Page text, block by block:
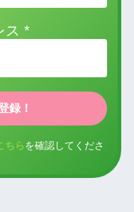
ス *
ちらを確認してくださ